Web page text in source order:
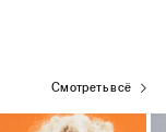
Смотреть всё